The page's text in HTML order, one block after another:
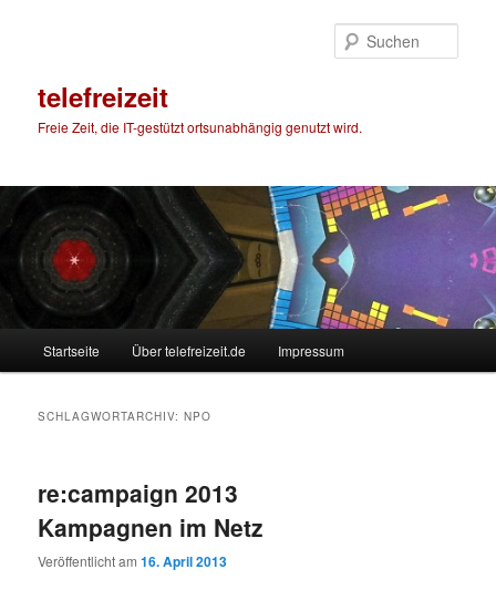
telefreizeit
Freie Zeit, die IT-gestützt ortsunabhängig genutzt wird.
Startseite Über telefreizeit.de Impressum
SCHLAGWORTARCHIV:NPO
re:campaign 2013
Kampagnen im Netz
Veröffentlicht am16. April 2013